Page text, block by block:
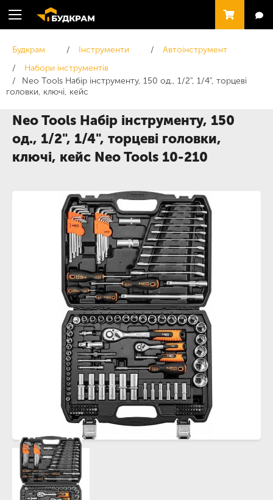
Будкрам Інструменти
Автоінструмент
Набори інструментів
Neo Tools Набір інструменту, 150 од., 1/2", 1/4", торцеві
головки, ключі, кейс
Neo Tools Набір інструменту, 150
од., 1/2", 1/4", торцеві головки,
ключі, кейс Neo Tools 10-210